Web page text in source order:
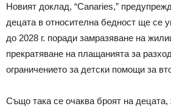
Новият доклад, “Canaries,”
децата в относителна бедност ще се
до 2028 г. поради замразяване на
прекратяване на плащанията за
ограничението за детски помощи за
Също така се очаква броят на